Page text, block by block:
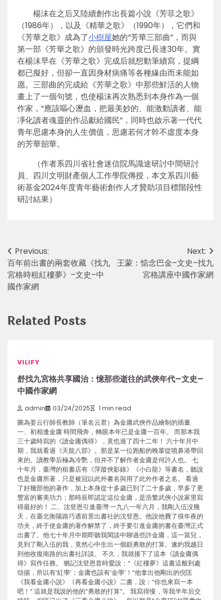
楊沫在之后又陸續創作出長篇小說《芳菲之歌》
（1986年），以及《精華之歌》（1990年），它們和
《芳華之歌》成為了小樹屋她的“芳華三部曲”，而與
第一部《芳華之歌》的頒發時光跨度已長達30年。實
在楊沫早在《芳華之歌》完成后就想動筆續寫，提綱
都已擬好，但卻一直因身材病痛等各種緣由而未能如
愿。三部曲的完成給《芳華之歌》中那些鮮活的人物
畫上了一個句號，也使楊沫再次熟悉到本身作為一個
作家，“應該嘔心瀝血，把最美妙的、能激動讀者、能
凈化讀者魂靈的作品獻給國民”，同時也啟示著一代代
青年思慮本身的人生價值，思慮若何才幹不虛度本身
的芳華韶華。
（作者系四川省社會迷信院馬識途研討中間研討
員、四川文明財產個人工作學院傳授，本文系四川藝
術基金2024年度青年藝術創作人才贊助項目標階段性
研討結果）
Post
navigation
Previous:
百年前出書的兩套收藏《找九
宮格時租紅樓夢》–文史–中
國作家網
Next:
王蒙：惦念巴金–文史–找九
宮格講座中國作家網
Related Posts
VILIFY
舒找九宮格共享國治：憶那些逝往的武俠年代–文史–
中國作家網
admin 03/24/2025 1 min read
圖為姜云行師長教師（筆名云君）為金庸武俠作品繪制的插畫
一、初相逢金庸 時間飛奔，轉眼本年已是金庸一百年。 而那本我
三十歲時寫的《讀金庸偶得》，竟也過了四十二年！ 六十年月中
期，我就看過《天龍八部》。那是某一位跑船的晚輩從噴鼻港帶回
來的。讀教學后極為冷艷，但并不了解作者金庸是何許人也。 七
十年月，臺灣的租書店有《萍蹤俠影錄》《小白龍》等書名，聽說
也是金庸所著，只是被冠以此外書名與用了此外作者之名。 看過
了好幾部他的著作，加上本身從十多歲已到了二十多歲，早多了更
豐富的審美功力；那時辰即認定這位金庸，是浩繁武俠小說家里寫
得最好的！ 二、沈登恩引進臺灣 一九八一年六月，我剛入伍沒幾
天，在臺北衡陽路巧遇前景出書社的沈登恩。他說他費了很年夜的
功夫，終于使金庸的著作解禁了，終于要引進金庸的書在臺灣正式
出書了。他七十年月中期即聽我閑談中聊過些許金庸，這一當兒，
見到了剛入伍的我，竟然心中生出一個頗勇敢的打算。遂約我越日
到他收復南路的出書社詳談。 不久，我就接下了這本《讀金庸偶
得》寫作任務。 猶記沈登恩昔時愛說：“《紅樓夢》這書這般到處
頌揚，所以有‘紅學’；金庸也該有‘金學’！”他拿出他剛出的倪匡
《我看金庸小說》《再看金庸小說》二書，說：“你也來寫一本
吧！” 這就是我說的他的“勇敢的打算”。 我寫得慢，等我半年后交